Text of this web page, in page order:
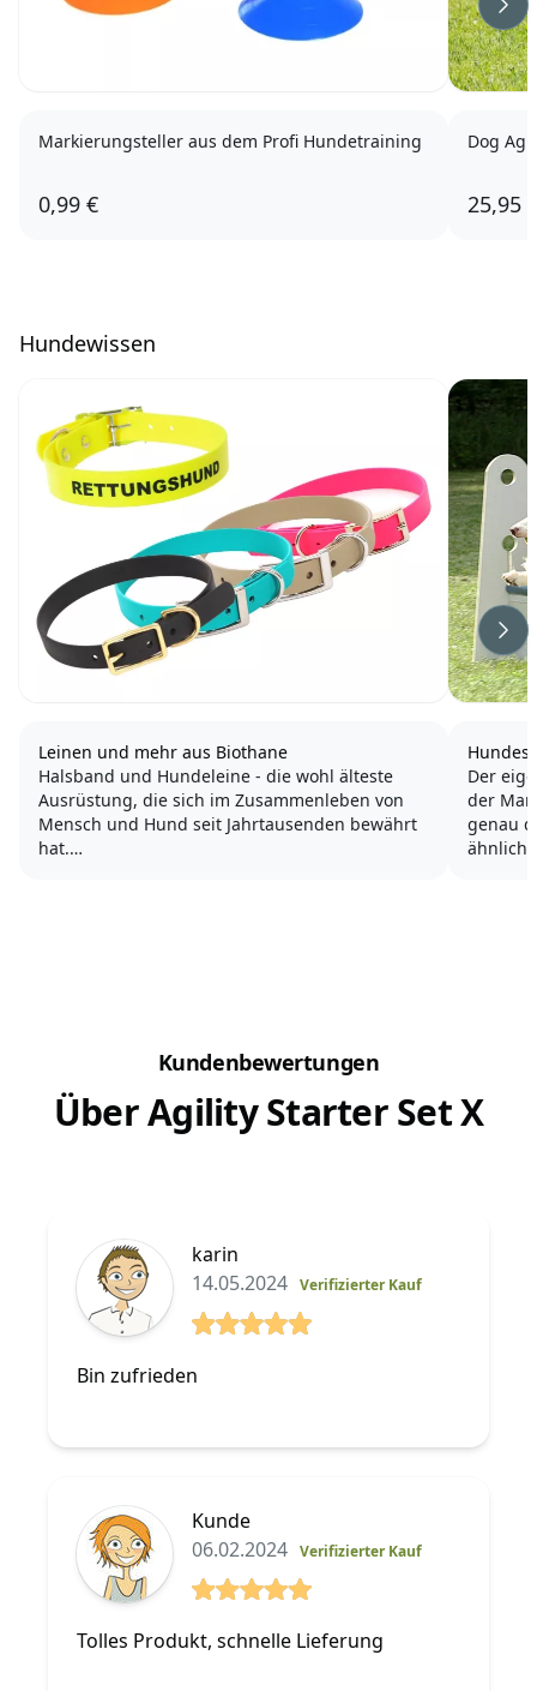
Markierungsteller aus dem Profi Hundetraining
0,99 €
Dog
25,95
Hundewissen
Leinen und mehr aus Biothane
Halsband und Hundeleine - die wohl älteste
Ausrüstung, die sich im Zusammenleben von
Mensch und Hund seit Jahrtausenden bewährt
hat.
Der
der
genau das richtige sein.
ähnlich
Kundenbewertungen
Über Agility Starter Set X
karin
14.05.2024 Verifizierter Kauf
Bin zufrieden
Kunde
06.02.2024 Verifizierter Kauf
Tolles Produkt, schnelle Lieferung